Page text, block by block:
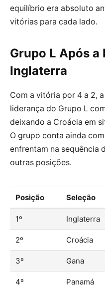
equilíbrio era absoluto
vitórias para cada lado.
Grupo L Após a
Inglaterra
Com a vitória por 4 a 2,
liderança do Grupo L
deixando a Croácia em
O grupo conta ainda
enfrentam na sequência
outras posições.
Posição Seleção
1º Inglaterra
2º Croácia
3º Gana
4º Panamá